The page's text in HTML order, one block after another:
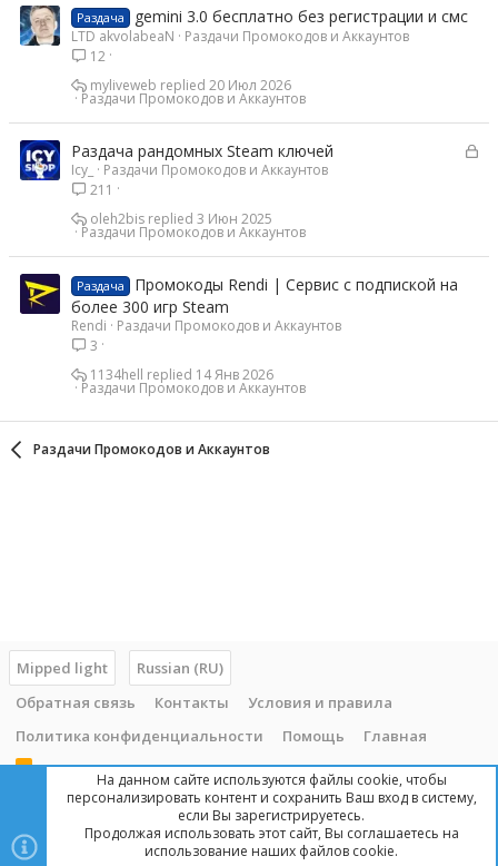
Раздача gemini 3.0 бесплатно без регистрации и смс
LTD akvolabeaN
Раздачи Промокодов и Аккаунтов
12
Раздачи Промокодов и Аккаунтов
20 Июл 2026
myliveweb
З
т
Раздача рандомных Steam ключей
Icy_
Раздачи Промокодов и Аккаунтов
211
Раздачи Промокодов и Аккаунтов
3 Июн 2025
oleh2bis
Раздача
Промокоды Rendi | Сервис с подпиской на
более 300 игр Steam
Rendi
Раздачи Промокодов и Аккаунтов
3
Раздачи Промокодов и Аккаунтов
14 Янв 2026
1134hell
Раздачи Промокодов и Аккаунтов
Mipped light
Russian (RU)
Обратная связь
Контакты
Условия и правила
Политика конфиденциальности
Помощь Главная
R
Copyright © 2014 - 2025, mipped.com. Все права защищены. При
копировании материала с сайта, обратная ссылка обязательна!
На данном сайте используются файлы cookie, чтобы
персонализировать контент и сохранить Ваш вход в систему,
если Вы зарегистрируетесь.
Продолжая использовать этот сайт, Вы соглашаетесь на
использование наших файлов cookie.